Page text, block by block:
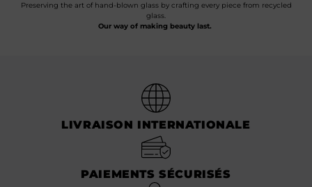
Preserving the art of hand-blown glass by crafting every piece from recycled
glass.
Our way of making beauty last.
LIVRAISON INTERNATIONALE
PAIEMENTS SÉCURISÉS